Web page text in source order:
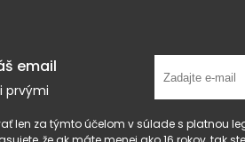
email
prvými
len za týmto účelom v súlade s platnou